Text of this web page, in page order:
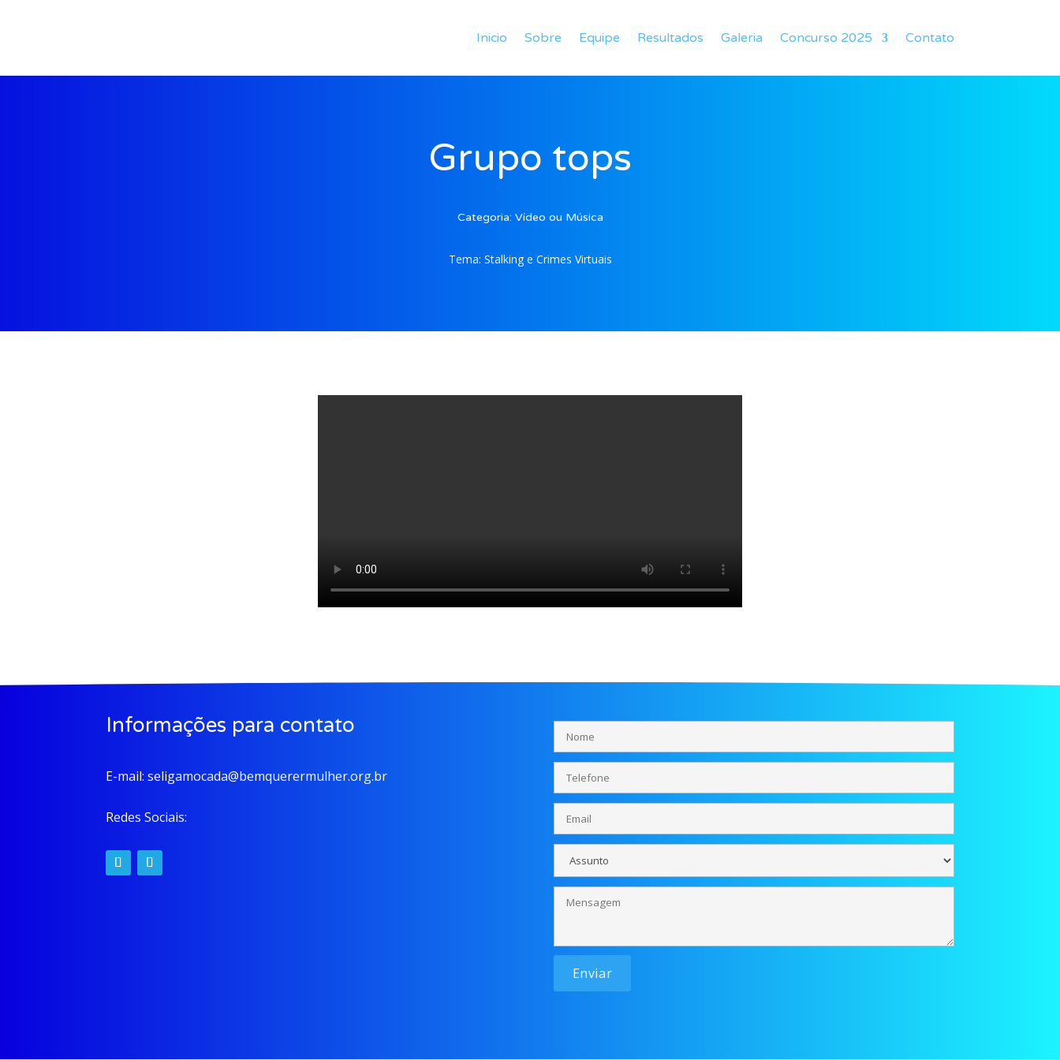
Inicio Sobre Equipe Resultados Galeria Concurso 2025 Contato
Grupo tops
Categoria: Vídeo ou Música
Tema: Stalking e Crimes Virtuais
Informações para contato
E-mail:seligamocada@bemquerermulher.org.br
Redes Sociais: